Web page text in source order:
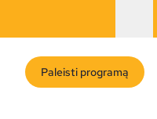
X (Twitter)
Paleisti programą